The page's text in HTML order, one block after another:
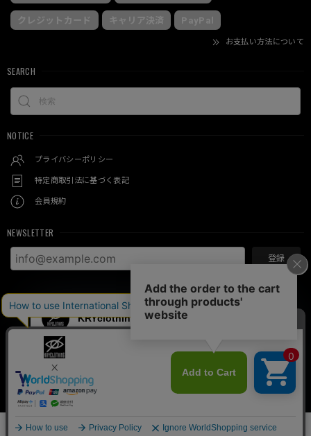
クレジットカード キャリア決済 PayPal
お支払い方法について
SEARCH
NOTICE
プライバシーポリシー
特定商取引法に基づく表記
会員規約
NEWSLETTER
登録
SOLD OUT